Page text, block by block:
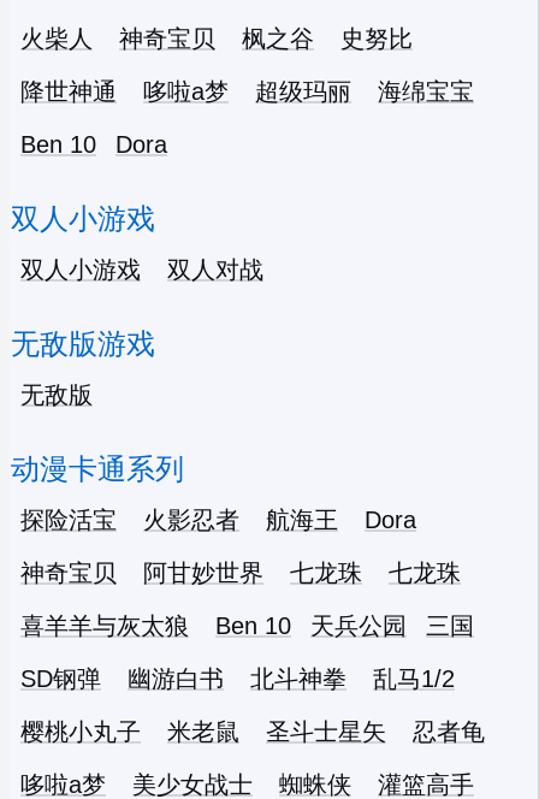
火柴人
神奇宝贝 枫之谷
史努比
降世神通
哆啦a梦 超级玛丽
海绵宝宝
Ben 10
Dora
双人小游戏
双人小游戏 双人对战
无敌版游戏
无敌版
动漫卡通系列
探险活宝 火影忍者 航海王
Dora
神奇宝贝
阿甘妙世界 七龙珠
七龙珠
喜羊羊与灰太狼
Ben 10 天兵公园
三国
SD钢弹
幽游白书 北斗神拳
乱马1/2
樱桃小丸子
米老鼠 圣斗士星矢
忍者龟
哆啦a梦
美少女战士 蜘蛛侠
灌篮高手